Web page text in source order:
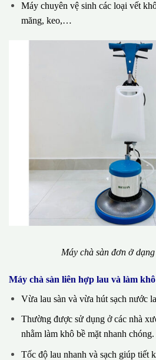
Máy chuyên vệ sinh các loại vết
măng, keo,…
Máy chà sàn đơn ở
Máy chà sàn liên hợp lau và làm khô
Vừa lau sàn và vừa hút sạch nước
Thường được sử dụng ở các nhà
nhằm làm khô bề mặt nhanh chóng.
Tốc độ lau nhanh và sạch giúp tiết